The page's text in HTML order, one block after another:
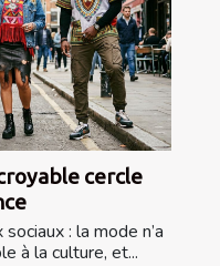
cercle
: la mode n’a
à la culture, et...